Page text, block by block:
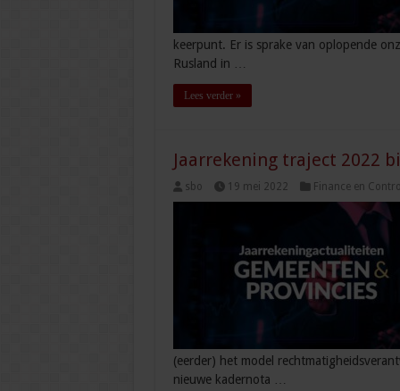
keerpunt. Er is sprake van oplopende
Rusland in …
Lees verder »
Jaarrekening traject 2022
sbo 19 mei 2022 Finance en Control
(eerder) het model
nieuwe kadernota …